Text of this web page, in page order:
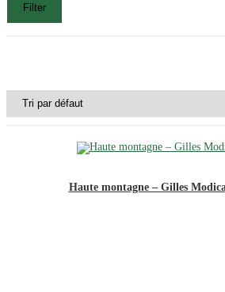
Filter
Haute montagne – Gilles